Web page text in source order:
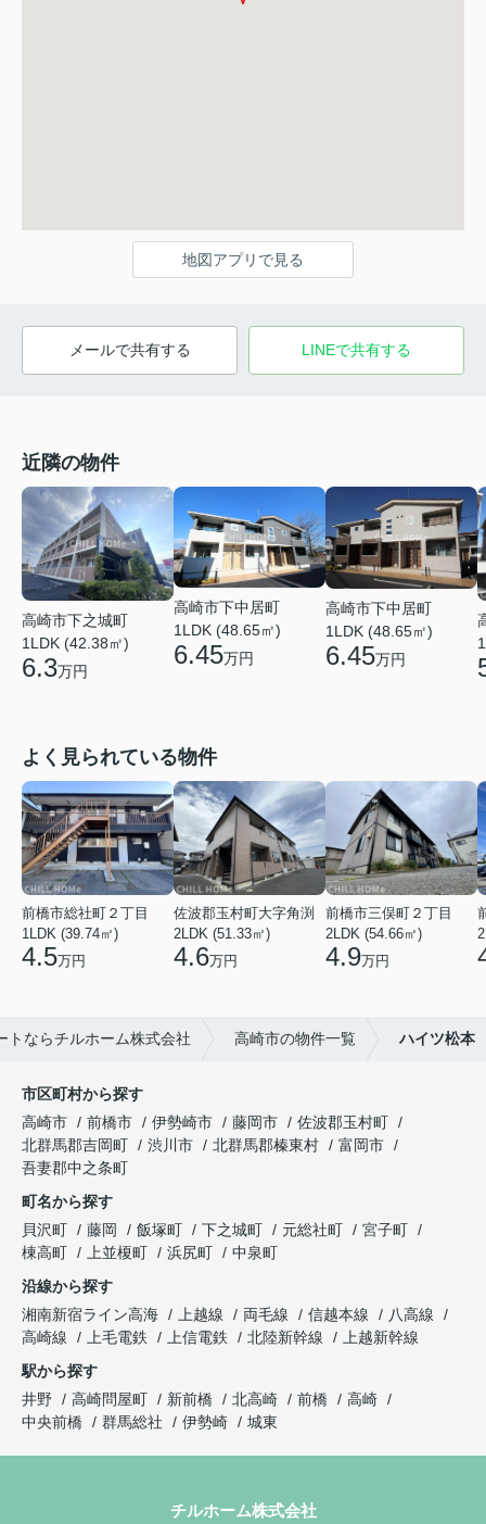
地図アプリで見る
メールで共有する LINEで共有する
近隣の物件
高崎市下之城町
1LDK (42.38㎡)
6.3万円
高崎市下中居町
1LDK (48.65㎡)
6.45万円
高崎市下中居町
1LDK (48.65㎡)
6.45万円
よく見られている物件
前橋市総社町２丁目
1LDK (39.74㎡)
4.5万円
佐波郡玉村町大字角渕
2LDK (51.33㎡)
4.6万円
前橋市三俣町２丁目
2LDK (54.66㎡)
4.9万円
トならチルホーム株式会社 高崎市の物件一覧 ハイツ松本
市区町村から探す
高崎市
前橋市 伊勢崎市 藤岡市
佐波郡玉村町
北群馬郡吉岡町
渋川市 北群馬郡榛東村
富岡市
吾妻郡中之条町
町名から探す
貝沢町
藤岡 飯塚町 下之城町 元総社町
宮子町
棟高町
上並榎町 浜尻町
中泉町
沿線から探す
湘南新宿ライン高海
上越線 両毛線 信越本線
八高線
高崎線
上毛電鉄 上信電鉄 北陸新幹線
上越新幹線
駅から探す
井野
高崎問屋町 新前橋 北高崎 前橋
高崎
中央前橋
群馬総社 伊勢崎 城東
チルホーム株式会社